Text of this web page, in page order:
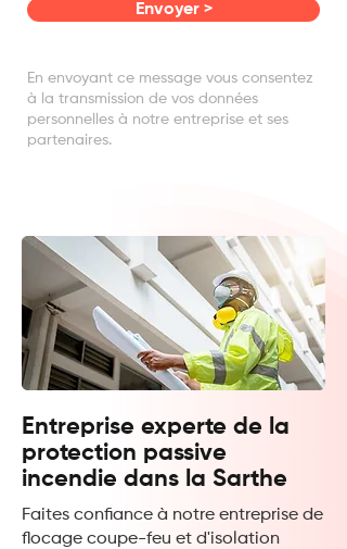
Envoyer >
En envoyant ce message vous consentez
à la transmission de vos données
personnelles à notre entreprise et ses
partenaires.
Entreprise experte de la
protection passive
incendie dans la Sarthe
Faites confiance à notre entreprise de
flocage coupe-feu et d'isolation